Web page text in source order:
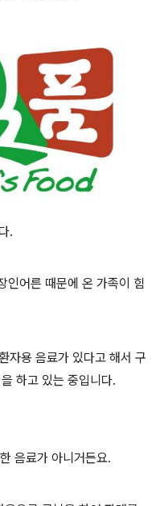
.
인어른 때문에 온 가족이 힘
자용 음료가 있다고 해서 구
하고 있는 중입니다.
음료가 아니거든요.